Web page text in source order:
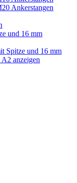
Ankerstangen
und 16 mm
Spitze und 16 mm
anzeigen